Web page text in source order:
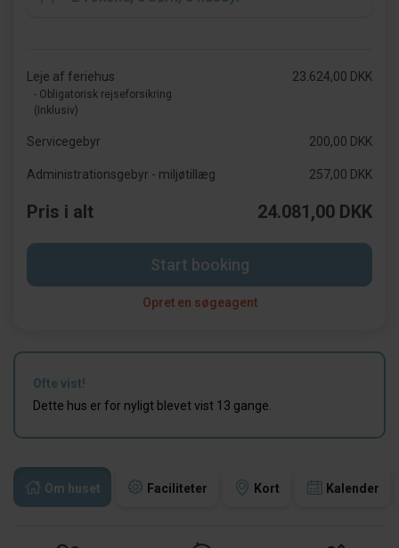
Om huset Faciliteter Kort Kalender
Leje af feriehus
- Obligatorisk rejseforsikring
(Inklusiv)
23.624,00 DKK
Servicegebyr 200,00 DKK
Administrationsgebyr - miljøtillæg 257,00 DKK
Pris i alt 24.081,00 DKK
Start booking
Opret en søgeagent
Ofte vist!
Dette hus er for nyligt blevet vist 13 gange.